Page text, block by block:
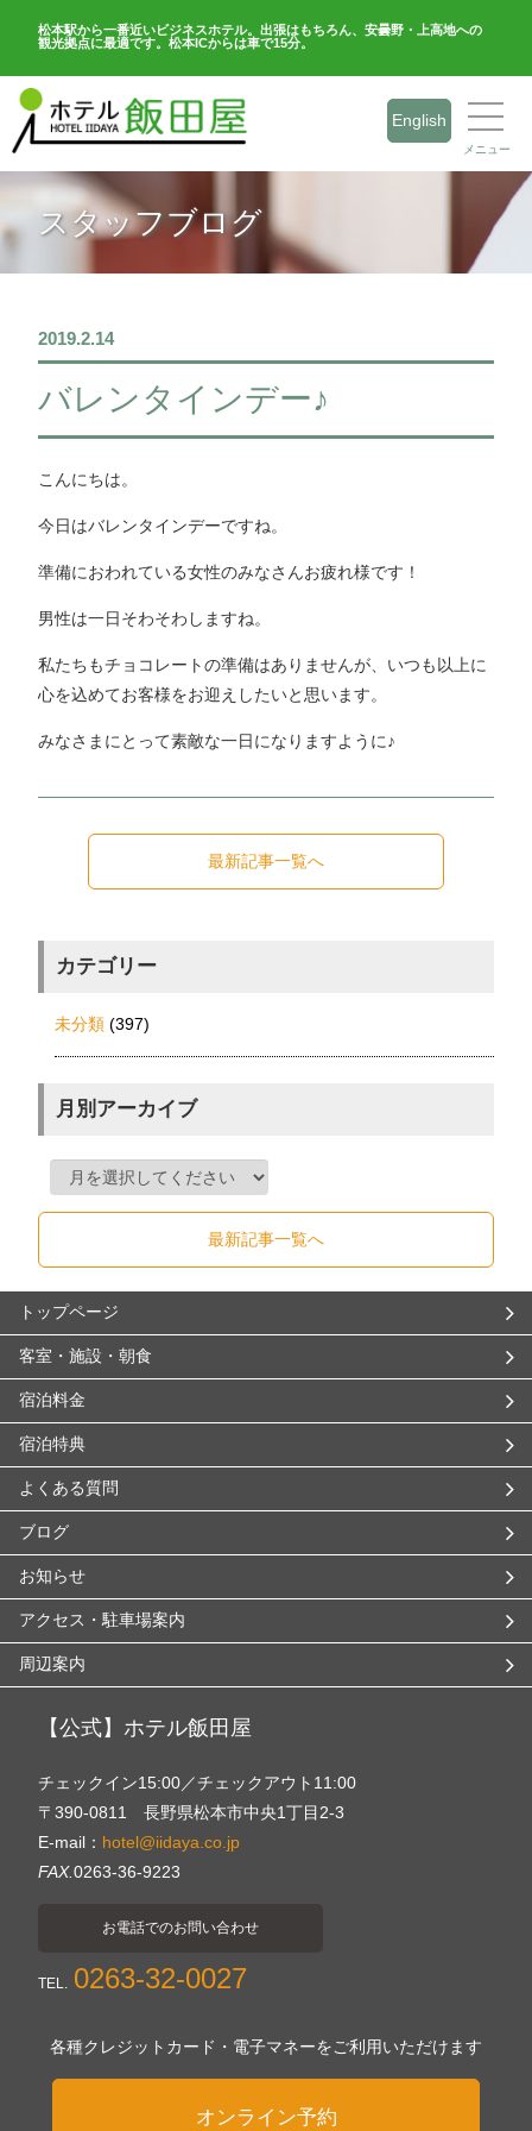
松本駅から一番近いビジネスホテル。出張はもちろん、安曇野・上高地への
観光拠点に最適です。松本ICからは車で15分。
English
メニュー
スタッフブログ
2019.2.14
バレンタインデー♪
こんにちは。
今日はバレンタインデーですね。
準備におわれている女性のみなさんお疲れ様です！
男性は一日そわそわしますね。
私たちもチョコレートの準備はありませんが、いつも以上に
心を込めてお客様をお迎えしたいと思います。
みなさまにとって素敵な一日になりますように♪
最新記事一覧へ
カテゴリー
未分類 (397)
月別アーカイブ
最新記事一覧へ
トップページ
客室・施設・朝食
宿泊料金
宿泊特典
よくある質問
ブログ
お知らせ
アクセス・駐車場案内
周辺案内
【公式】ホテル飯田屋
チェックイン15:00／チェックアウト11:00
〒390-0811 長野県松本市中央1丁目2-3
E-mail： hotel@iidaya.co.jp
FAX.0263-36-9223
お電話でのお問い合わせ
TEL. 0263-32-0027
各種クレジットカード・電子マネーをご利用いただけます
オンライン予約